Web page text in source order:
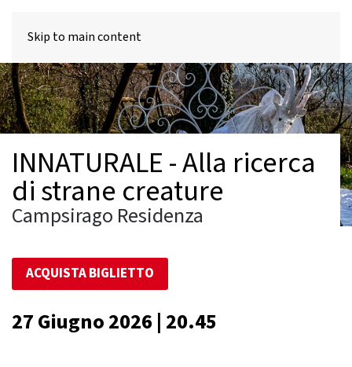
Skip to main content
INNATURALE - Alla ricerca
di strane creature
Campsirago Residenza
ACQUISTA BIGLIETTO
27 Giugno 2026 | 20.45